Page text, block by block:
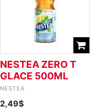
NESTEA ZERO T
GLACE 500ML
NESTEA
2,49$